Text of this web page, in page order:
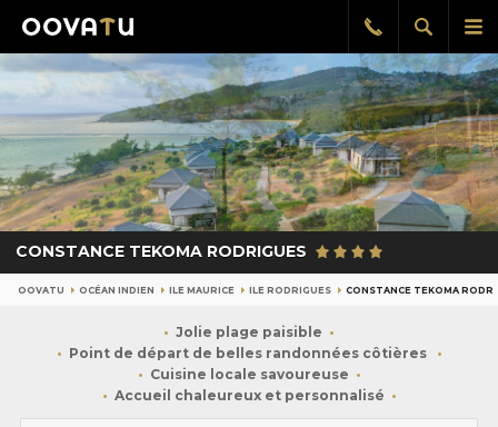
le
Afficher
la
Rappel
gratuit
CONSTANCE TEKOMA RODRIGUES
OOVATU OCÉAN INDIEN ILE MAURICE ILE RODRIGUES CONSTANCE TEKOMA
Jolie plage paisible
Point de départ de belles randonnées côtières
Cuisine locale savoureuse
Accueil chaleureux et personnalisé